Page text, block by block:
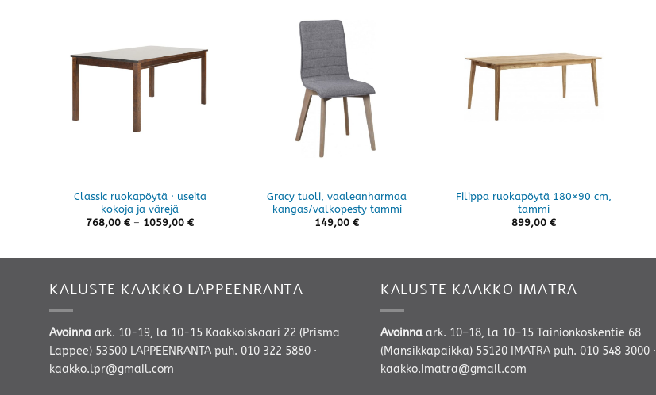
Classic ruokapöytä · useita
kokoja ja värejä
768,00 € – 1059,00 €Hintaluokka:
Gracy tuoli, vaaleanharmaa
kangas/valkopesty tammi
149,00 €
Filippa ruokapöytä 180×90 cm,
tammi
899,00 €
KALUSTE KAAKKO LAPPEENRANTA
Avoinna ark. 10-19, la 10-15 Kaakkoiskaari 22 (Prisma
Lappee) 53500 LAPPEENRANTA puh. 010 322 5880 ·
kaakko.lpr@gmail.com
KALUSTE KAAKKO IMATRA
Avoinnaark. 10–18, la 10–15 Tainionkoskentie 68
(Mansikkapaikka) 55120 IMATRA puh. 010 548 3000·
kaakko.imatra@gmail.com